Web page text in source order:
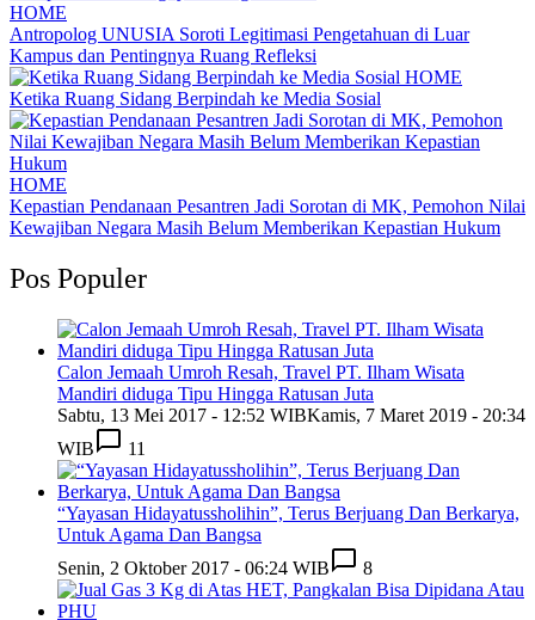
HOME
Antropolog UNUSIA Soroti Legitimasi Pengetahuan di Luar
Kampus dan Pentingnya Ruang Refleksi
HOME
Ketika Ruang Sidang Berpindah ke Media Sosial
HOME
Kepastian Pendanaan Pesantren Jadi Sorotan di MK, Pemohon Nilai
Kewajiban Negara Masih Belum Memberikan Kepastian Hukum
Pos Populer
Calon Jemaah Umroh Resah, Travel PT. Ilham Wisata
Mandiri diduga Tipu Hingga Ratusan Juta
Sabtu, 13 Mei 2017 - 12:52 WIBKamis, 7 Maret 2019 - 20:34
WIB
11
“Yayasan Hidayatussholihin”, Terus Berjuang Dan Berkarya,
Untuk Agama Dan Bangsa
Senin, 2 Oktober 2017 - 06:24 WIB
8